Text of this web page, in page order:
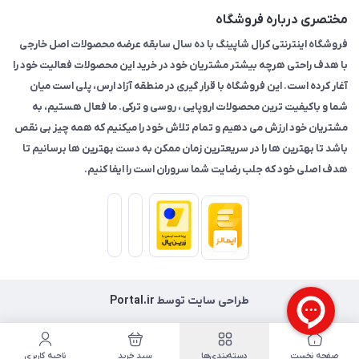
مختصری درباره فروشگاه
فروشگاه اینترنتی کرال شاپینگ با ده سال سابقه عرضه محصولات اصل خارجی
با هدف راحتی هرچه بیشتر مشتریان خود در خرید این محصولات فعالیت خود را
آغار کرده است. این فروشگاه با قرار گیری در منطقه آزاد ارس، پلی است میان
شما و باکیفیت ترین محصولات اروپایی ، روسی و ترکی. ما فعال هستیم، به
مشتریان خود ارزش می دهیم و تمام تلاش خود را میکنیم که همه چیز بی نقص
باشد تا بهترین ها را در سریعترین زمان ممکن به دست بهترین ها برسانیم تا
هدف اصلی خود که جلب رضایت شما سروران است را ایفا کنیم.
طراحی سایت توسط Portal.ir
صفحه نخست دسته‌بندی‌ها سبد خرید ناحیه کاربری